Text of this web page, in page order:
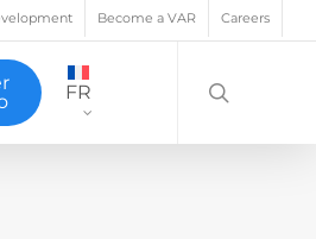
Become a VAR Careers
FR